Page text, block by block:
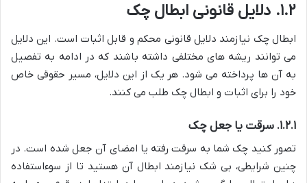
۱.۲. دلایل قانونی ابطال چک
ابطال چک نیازمند دلایل قانونی محکم و قابل اثبات است. این دلایل
می توانند ریشه های مختلفی داشته باشند که در ادامه به تفصیل
به آن ها پرداخته می شود. هر یک از این دلایل، مسیر حقوقی خاص
خود را برای اثبات و ابطال چک طلب می کنند.
۱.۲.۱. سرقت یا جعل چک
تصور کنید چک شما به سرقت رفته یا امضای آن جعل شده است. در
چنین شرایطی، بی شک نیازمند ابطال آن هستید تا از سوءاستفاده